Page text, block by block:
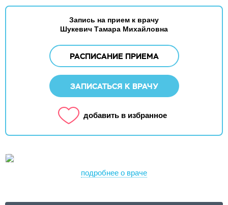
Запись на прием к врачу
Шукевич Тамара Михайловна
РАСПИСАНИЕ ПРИЕМА
ЗАПИСАТЬСЯ К ВРАЧУ
добавить в избранное
подробнее о враче